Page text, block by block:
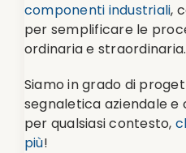
componenti industriali,
per semplificare le
ordinaria e straordinaria.
Siamo in grado di
segnaletica aziendale e
per qualsiasi contesto,
più!